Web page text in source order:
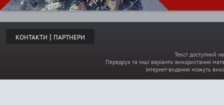
КОНТАКТИ | ПАРТНЕРИ
Текст доступний
Передрук та інші варіанти використання
Інтернет-видання можуть